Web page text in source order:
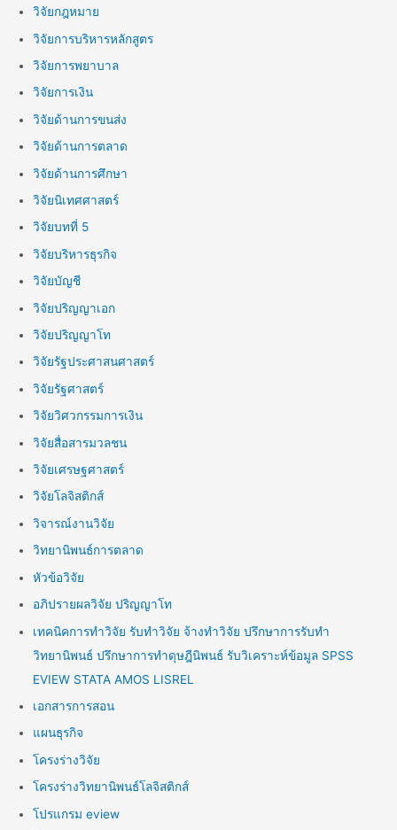
วิจัยกฎหมาย
วิจัยการบริหารหลักสูตร
วิจัยการพยาบาล
วิจัยการเงิน
วิจัยด้านการขนส่ง
วิจัยด้านการตลาด
วิจัยด้านการศึกษา
วิจัยนิเทศศาสตร์
วิจัยบทที่ 5
วิจัยบริหารธุรกิจ
วิจัยบัญชี
วิจัยปริญญาเอก
วิจัยปริญญาโท
วิจัยรัฐประศาสนศาสตร์
วิจัยรัฐศาสตร์
วิจัยวิศวกรรมการเงิน
วิจัยสื่อสารมวลชน
วิจัยเศรษฐศาสตร์
วิจัยโลจิสติกส์
วิจารณ์งานวิจัย
วิทยานิพนธ์การตลาด
หัวข้อวิจัย
อภิปรายผลวิจัย ปริญญาโท
เทคนิคการทำวิจัย รับทำวิจัย จ้างทำวิจัย ปรึกษาการรับทำ
วิทยานิพนธ์ ปรึกษาการทำดุษฎีนิพนธ์ รับวิเคราะห์ข้อมูล SPSS
EVIEW STATA AMOS LISREL
เอกสารการสอน
แผนธุรกิจ
โครงร่างวิจัย
โครงร่างวิทยานิพนธ์โลจิสติกส์
โปรแกรม eview